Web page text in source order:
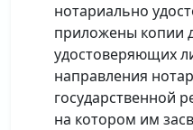
нотариально
приложены копии
удостоверяющих
направления
государственной
на котором им